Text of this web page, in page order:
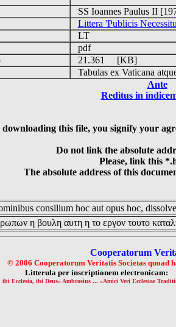
SS Ioannes Paulus II
Littera 'Publicis
LT
pdf
21.361 [KB]
Tabulas ex Vaticana
Ante
Reditus in
downloading this file, you signify your
Do not link the absolute
Please, link this
The absolute address of this
consilium hoc aut opus hoc,
η βουλη αυτη η το εργον τουτο
Cooperatorum
© 2006 Cooperatorum Veritatis Societas quoad
Litterula per inscriptionem electronicam:
ibi Ecclesia, ibi Deus» Ambrosius ... «Amici Veri Ecclesiae